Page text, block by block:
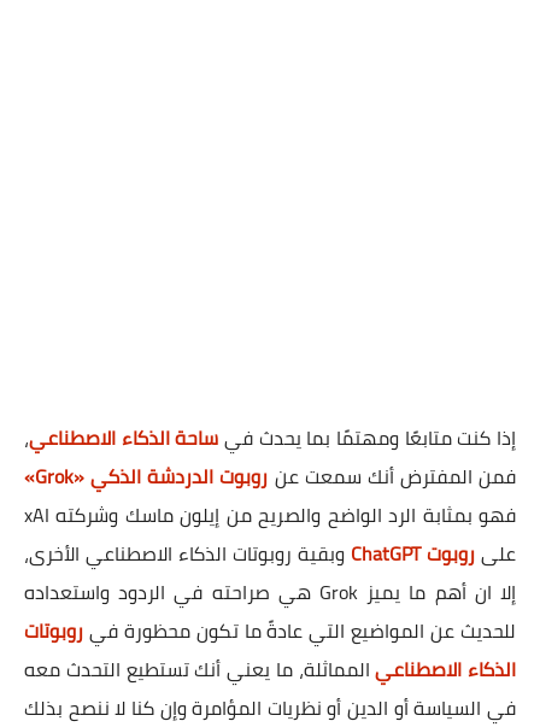
إذا كنت متابعًا ومهتمًا بما يحدث فيساحة الذكاء الاصطناعي،
فمن المفترض أنك سمعت عن روبوت الدردشة الذكي «Grok»
فهو بمثابة الرد الواضح والصريح من إيلون ماسك وشركته xAI
علىروبوت ChatGPT
وبقية روبوتات الذكاء الاصطناعي الأخرى،
إلا ان أهم ما يميز Grok هي صراحته في الردود واستعداده
للحديث عن المواضيع التي عادةً ما تكون محظورة فيروبوتات
الذكاء الاصطناعيالمماثلة، ما يعني أنك تستطيع التحدث معه
في السياسة أو الدين أو نظريات المؤامرة وإن كنا لا ننصح بذلك